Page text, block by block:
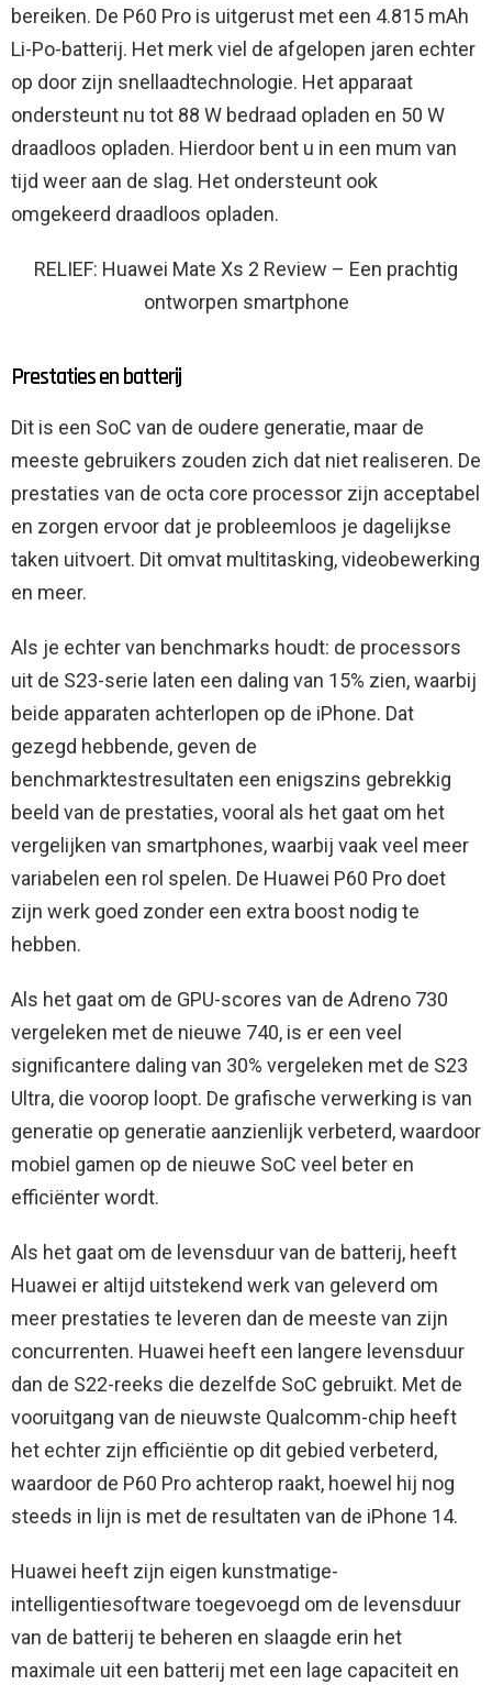
bereiken. De P60 Pro is uitgerust met een 4.815 mAh
Li-Po-batterij. Het merk viel de afgelopen jaren echter
op door zijn snellaadtechnologie. Het apparaat
ondersteunt nu tot 88 W bedraad opladen en 50 W
draadloos opladen. Hierdoor bent u in een mum van
tijd weer aan de slag. Het ondersteunt ook
omgekeerd draadloos opladen.
RELIEF: Huawei Mate Xs 2 Review – Een prachtig
ontworpen smartphone
Prestaties en batterij
Dit is een SoC van de oudere generatie, maar de
meeste gebruikers zouden zich dat niet realiseren. De
prestaties van de octa core processor zijn acceptabel
en zorgen ervoor dat je probleemloos je dagelijkse
taken uitvoert. Dit omvat multitasking, videobewerking
en meer.
Als je echter van benchmarks houdt: de processors
uit de S23-serie laten een daling van 15% zien, waarbij
beide apparaten achterlopen op de iPhone. Dat
gezegd hebbende, geven de
benchmarktestresultaten een enigszins gebrekkig
beeld van de prestaties, vooral als het gaat om het
vergelijken van smartphones, waarbij vaak veel meer
variabelen een rol spelen. De Huawei P60 Pro doet
zijn werk goed zonder een extra boost nodig te
hebben.
Als het gaat om de GPU-scores van de Adreno 730
vergeleken met de nieuwe 740, is er een veel
significantere daling van 30% vergeleken met de S23
Ultra, die voorop loopt. De grafische verwerking is van
generatie op generatie aanzienlijk verbeterd, waardoor
mobiel gamen op de nieuwe SoC veel beter en
efficiënter wordt.
Als het gaat om de levensduur van de batterij, heeft
Huawei er altijd uitstekend werk van geleverd om
meer prestaties te leveren dan de meeste van zijn
concurrenten. Huawei heeft een langere levensduur
dan de S22-reeks die dezelfde SoC gebruikt. Met de
vooruitgang van de nieuwste Qualcomm-chip heeft
het echter zijn efficiëntie op dit gebied verbeterd,
waardoor de P60 Pro achterop raakt, hoewel hij nog
steeds in lijn is met de resultaten van de iPhone 14.
Huawei heeft zijn eigen kunstmatige-
intelligentiesoftware toegevoegd om de levensduur
van de batterij te beheren en slaagde erin het
maximale uit een batterij met een lage capaciteit en